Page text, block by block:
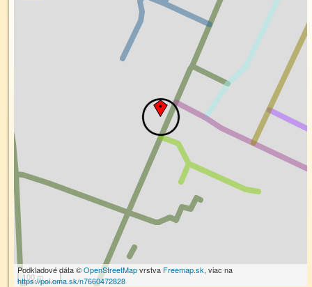
100 m
Podkladové dáta ©OpenStreetMapvrstva Freemap.sk, viac na
https://poi.oma.sk/n7660472828